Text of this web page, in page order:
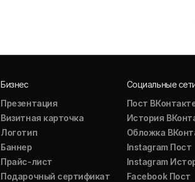
Бизнес
Презентация
Визитная карточка
Логотип
Баннер
Прайс-лист
Подарочный сертификат
Социальные
Пост
История
Обложка
Instagram Пост
Instagram
Facebook Пост